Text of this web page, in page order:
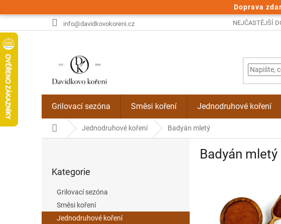
Doprava
na
info@davidkovokoreni.cz NEJČASTĚJŠÍ
Grilovací sezóna Směsi koření Jednodruhové koření
Domů Jednodruhové koření Badyán mletý
n
kategorie
Kategorie
Grilovací sezóna
Směsi koření
Jednodruhové koření
Badyán mletý